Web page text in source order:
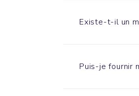
Existe-t-il un
Puis-je fournir